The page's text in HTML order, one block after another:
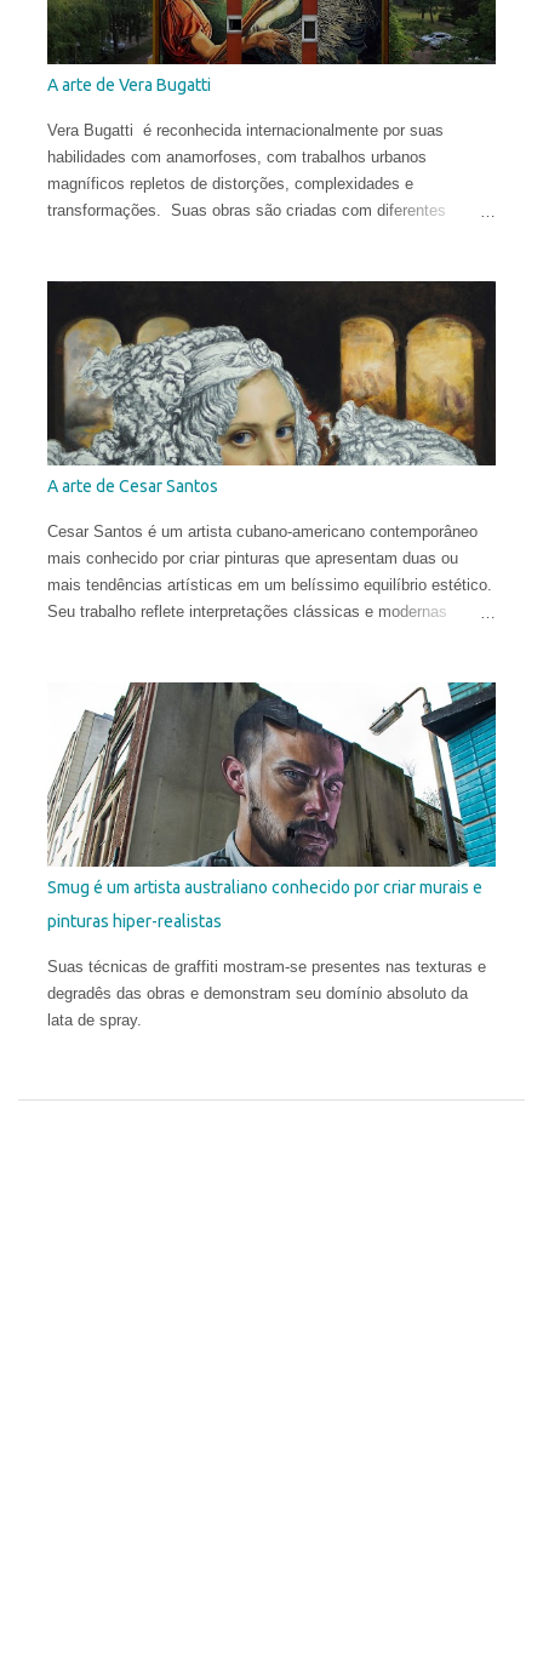
A arte de Vera Bugatti
Vera Bugatti é reconhecida internacionalmente por suas
habilidades com anamorfoses, com trabalhos urbanos
magníficos repletos de distorções, complexidades e
transformações. Suas obras são criadas com diferentes
pesquisa em Mântua com uma tese dedicada aos tratados
heterodoxos do século XVI. Publicou ensaios sobre pesquisa
histórica e iconológica e colaborou com redações.
A arte de Cesar Santos
Cesar Santos é um artista cubano-americano contemporâneo
mais conhecido por criar pinturas que apresentam duas ou
mais tendências artísticas em um belíssimo equilíbrio estético.
Seu trabalho reflete interpretações clássicas e modernas
excelente, ele infunde uma harmonia entre o natural e o
conceitual para criar obras que são provocantes e dramáticas.
Santos estudou no Miami Dade College, onde obteve o diploma
em 2003. Depois, frequentou a New World School of the Arts e,
pouco antes de se formar como Bacharel em Belas Artes,
abandonou o curso para estudar no exterior e ampliar sua
compreensão da arte. Em 2006, ele concluiu a Angel Academy
of Art em Florença. Seus trabalhos já receberam diversos
e privadas em todo o mundo.
Smug é um artista australiano conhecido por criar murais e
pinturas hiper-realistas
Suas técnicas de graffiti mostram-se presentes nas texturas e
degradês das obras e demonstram seu domínio absoluto da
lata de spray.